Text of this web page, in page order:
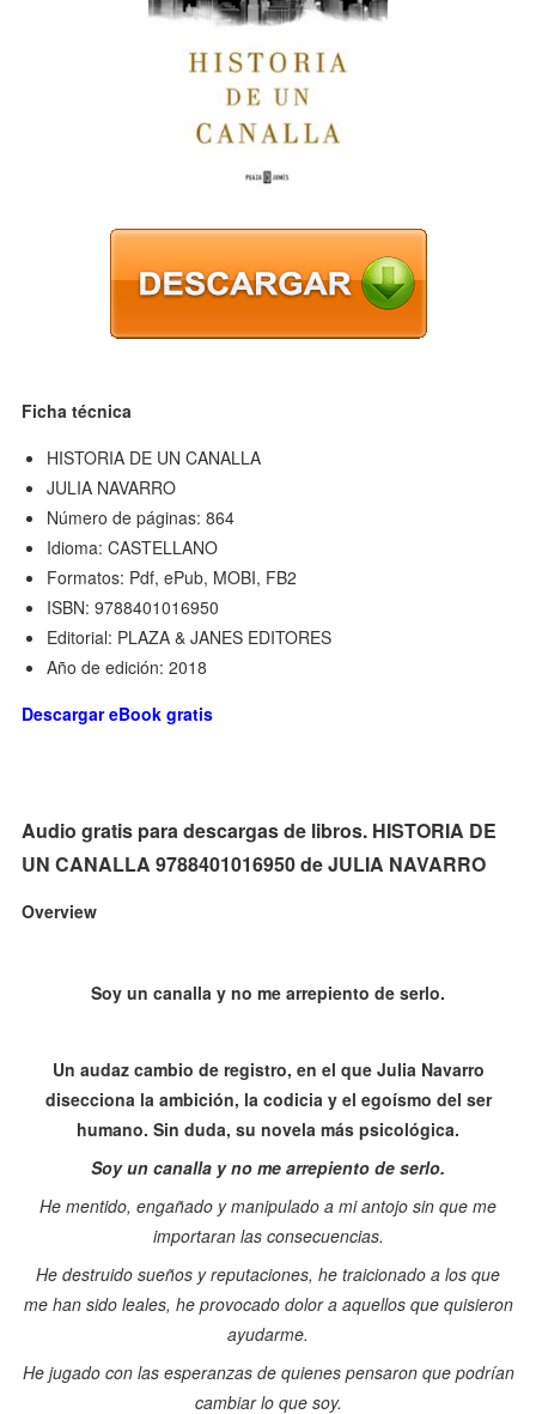
Ficha técnica
HISTORIA DE UN CANALLA
JULIA NAVARRO
Número de páginas: 864
Idioma: CASTELLANO
Formatos: Pdf, ePub, MOBI, FB2
ISBN: 9788401016950
Editorial: PLAZA & JANES EDITORES
Año de edición: 2018
Descargar eBook gratis
Audio gratis para descargas de libros. HISTORIA DE
UN CANALLA 9788401016950 de JULIA NAVARRO
Overview
Soy un canalla y no me arrepiento de serlo.
Un audaz cambio de registro, en el que Julia Navarro
disecciona la ambición, la codicia y el egoísmo del ser
humano. Sin duda, su novela más psicológica.
Soy un canalla y no me arrepiento de serlo.
He mentido, engañado y manipulado a mi antojo sin que me
importaran las consecuencias.
He destruido sueños y reputaciones, he traicionado a los que
me han sido leales, he provocado dolor a aquellos que quisieron
ayudarme.
He jugado con las esperanzas de quienes pensaron que podrían
cambiar lo que soy.